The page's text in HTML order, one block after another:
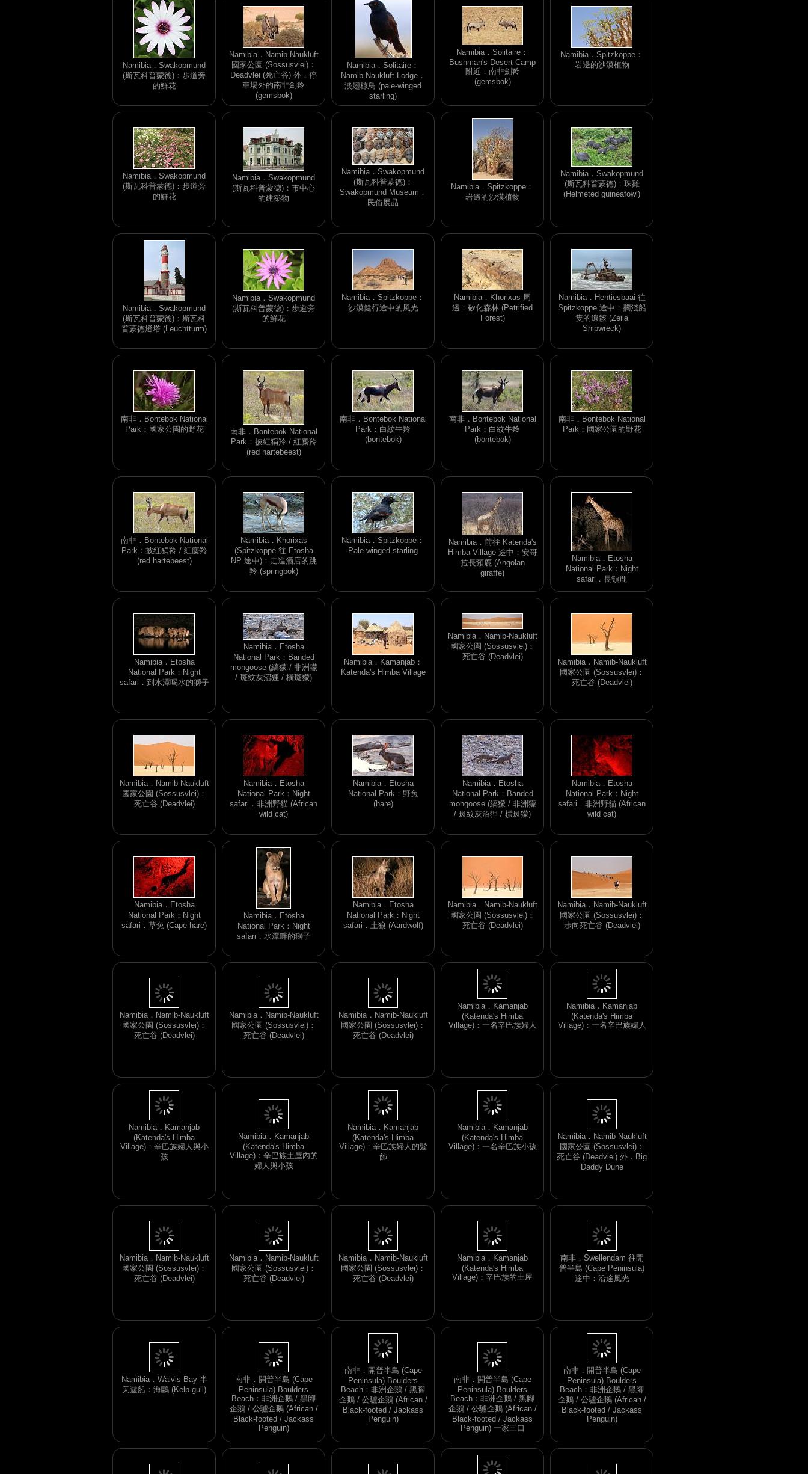
Namibia．Swakopmund
(斯瓦科普蒙德)：步道旁
的鮮花
Namibia．Namib-Naukluft
國家公園 (Sossusvlei)：
Deadvlei (死亡谷) 外．停
車場外的南非劍羚
(gemsbok)
Namibia．Solitaire：
Namib Naukluft Lodge．
淡翅椋鳥 (pale-winged
starling)
Namibia．Solitaire：
Bushman's Desert Camp
附近．南非劍羚
(gemsbok)
Namibia．Spitzkoppe：
岩邊的沙漠植物
Namibia．Swakopmund
(斯瓦科普蒙德)：步道旁
的鮮花
Namibia．Swakopmund
(斯瓦科普蒙德)：市中心
的建築物
Namibia．Swakopmund
(斯瓦科普蒙德)：
Swakopmund Museum．
民俗展品
Namibia．Spitzkoppe：
岩邊的沙漠植物
Namibia．Swakopmund
(斯瓦科普蒙德)：珠雞
(Helmeted guineafowl)
Namibia．Swakopmund
(斯瓦科普蒙德)：斯瓦科
普蒙德燈塔 (Leuchtturm)
Namibia．Swakopmund
(斯瓦科普蒙德)：步道旁
的鮮花
Namibia．Spitzkoppe：
沙漠健行途中的風光
Namibia．Khorixas 周
邊：矽化森林 (Petrified
Forest)
Namibia．Hentiesbaai 往
Spitzkoppe 途中：擱淺船
隻的遺骸 (Zeila
Shipwreck)
南非．Bontebok National
Park：國家公園的野花
南非．Bontebok National
Park：披紅狷羚 / 紅麋羚
(red hartebeest)
南非．Bontebok National
Park：白紋牛羚
(bontebok)
南非．Bontebok National
Park：白紋牛羚
(bontebok)
南非．Bontebok National
Park：國家公園的野花
南非．Bontebok National
Park：披紅狷羚 / 紅麋羚
(red hartebeest)
Namibia．Khorixas
(Spitzkoppe 往 Etosha
NP 途中)：走進酒店的跳
羚 (springbok)
Namibia．Spitzkoppe：
Pale-winged starling
Namibia．前往 Katenda's
Himba Village 途中：安哥
拉長頸鹿 (Angolan
giraffe)
Namibia．Etosha
National Park：Night
safari．長頸鹿
Namibia．Etosha
National Park：Night
safari．到水潭喝水的獅子
Namibia．Etosha
National Park：Banded
mongoose (縞獴 / 非洲獴
/ 斑紋灰沼狸 / 橫斑獴)
Namibia．Kamanjab：
Katenda's Himba Village
Namibia．Namib-Naukluft
國家公園 (Sossusvlei)：
死亡谷 (Deadvlei)
Namibia．Namib-Naukluft
國家公園 (Sossusvlei)：
死亡谷 (Deadvlei)
Namibia．Namib-Naukluft
國家公園 (Sossusvlei)：
死亡谷 (Deadvlei)
Namibia．Etosha
National Park：Night
safari．非洲野貓 (African
wild cat)
Namibia．Etosha
National Park：野兔
(hare)
Namibia．Etosha
National Park：Banded
mongoose (縞獴 / 非洲獴
/ 斑紋灰沼狸 / 橫斑獴)
Namibia．Etosha
National Park：Night
safari．非洲野貓 (African
wild cat)
Namibia．Etosha
National Park：Night
safari．草兔 (Cape hare)
Namibia．Etosha
National Park：Night
safari．水潭畔的獅子
Namibia．Etosha
National Park：Night
safari．土狼 (Aardwolf)
Namibia．Namib-Naukluft
國家公園 (Sossusvlei)：
死亡谷 (Deadvlei)
Namibia．Namib-Naukluft
國家公園 (Sossusvlei)：
步向死亡谷 (Deadvlei)
Namibia．Namib-Naukluft
國家公園 (Sossusvlei)：
Namibia．Namib-Naukluft
國家公園 (Sossusvlei)：
Namibia．Namib-Naukluft
國家公園 (Sossusvlei)：
Namibia．Kamanjab
Namibia．Kamanjab
(Katenda's Himba
Village)：辛巴族土屋內的
Namibia．Kamanjab
Namibia．Namib-Naukluft
國家公園 (Sossusvlei)：
死亡谷 (Deadvlei) 外．Big
Daddy Dune
Namibia．Namib-Naukluft
國家公園 (Sossusvlei)：
Namibia．Namib-Naukluft
國家公園 (Sossusvlei)：
Namibia．Namib-Naukluft
國家公園 (Sossusvlei)：
Namibia．Kamanjab
(Katenda's Himba
南非．Swellendam 往開
普半島 (Cape Peninsula)
途中：沿途風光
Namibia．Walvis Bay 半
南非．開普半島 (Cape
Peninsula) Boulders
Beach：非洲企鵝 / 黑腳
企鵝 / 公驢企鵝 (African /
Black-footed / Jackass
南非．開普半島 (Cape
Peninsula) Boulders
Beach：非洲企鵝 / 黑腳
Black-footed / Jackass
Penguin)
南非．開普半島 (Cape
Peninsula) Boulders
Beach：非洲企鵝 / 黑腳
企鵝 / 公驢企鵝 (African /
Black-footed / Jackass
南非．開普半島 (Cape
Peninsula) Boulders
Beach：非洲企鵝 / 黑腳
Black-footed / Jackass
Penguin)